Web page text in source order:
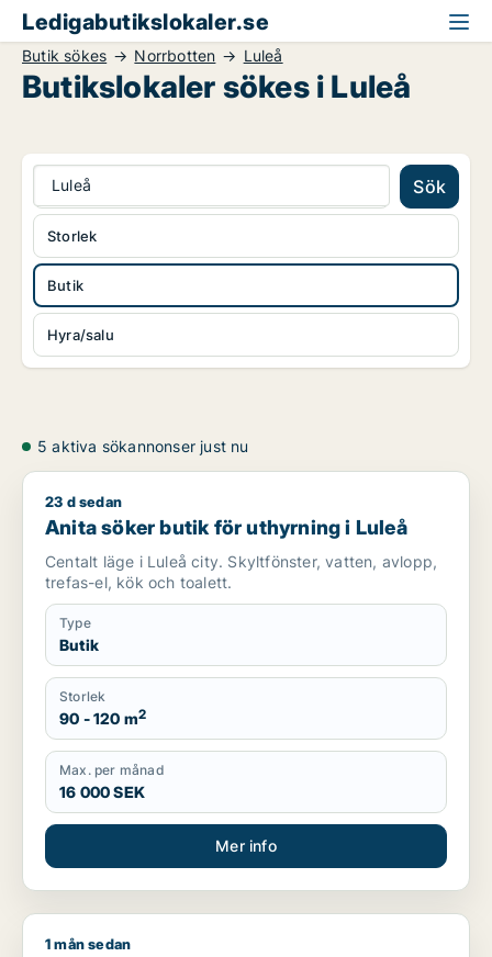
Ledigabutikslokaler.se
Butik sökes Norrbotten Luleå
Butikslokaler sökes i Luleå
Luleå Sök
Butik
Hyra/salu
Storlek
5 aktiva sökannonser just nu
Anita söker butik för uthyrning i Luleå
23 d sedan
Anita söker butik för uthyrning i Luleå
Centalt läge i Luleå city. Skyltfönster, vatten, avlopp,
trefas-el, kök och toalett.
Type
Butik
Storlek
90 - 120 m2
Max. per månad
16 000 SEK
Mer info
Anita söker industrilokal eller butik för uthyrning i Luleå
1 mån sedan